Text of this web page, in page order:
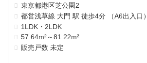
東京都港区芝公園2
都営浅草線 大門 駅 徒歩4分 （A6出入口）
1LDK・2LDK
57.64m²～81.22m²
販売戸数 未定